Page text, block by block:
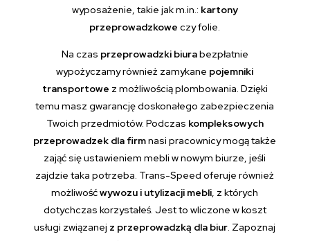
wyposażenie, takie jak m.in.: kartony
przeprowadzkowe czy folie.
Na czas przeprowadzki biurabezpłatnie
wypożyczamy również zamykane pojemniki
transportowe z możliwością plombowania. Dzięki
temu masz gwarancję doskonałego zabezpieczenia
Twoich przedmiotów. Podczas kompleksowych
przeprowadzek dla firmnasi pracownicy mogą także
zająć się ustawieniem mebli w nowym biurze, jeśli
zajdzie taka potrzeba. Trans-Speed oferuje również
możliwośćwywozu i utylizacji mebli, z których
dotychczas korzystałeś. Jest to wliczone w koszt
usługi związanej z przeprowadzką dla biur. Zapoznaj